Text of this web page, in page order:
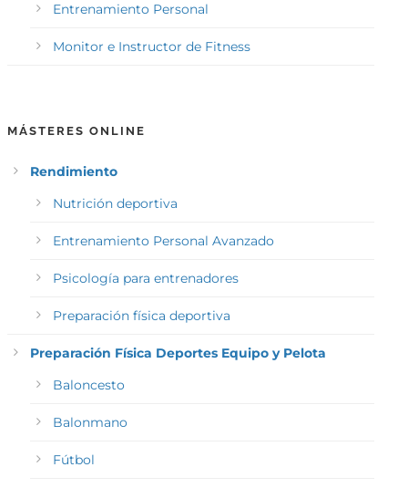
Entrenamiento Personal
Monitor e Instructor de Fitness
MÁSTERES ONLINE
Rendimiento
Nutrición deportiva
Entrenamiento Personal Avanzado
Psicología para entrenadores
Preparación física deportiva
Preparación Física Deportes Equipo y Pelota
Baloncesto
Balonmano
Fútbol